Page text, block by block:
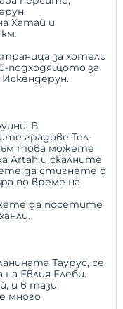
Хатай и
за хотели
подходящото за
В
градове Тел-
това можете
Artah и скалните
да стигнете с
по време на
да посетите
.
Таурус, се
Евлия Елеби.
и в тази
много